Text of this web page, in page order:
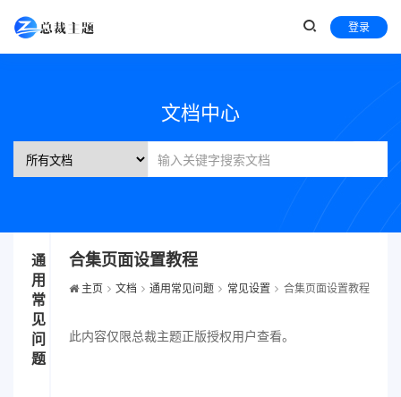
登录
文档中心
通
用
常
见
问
题
合集页面设置教程
主页 文档 通用常见问题 常见设置 合集页面设置教程
此内容仅限总裁主题正版授权用户查看。